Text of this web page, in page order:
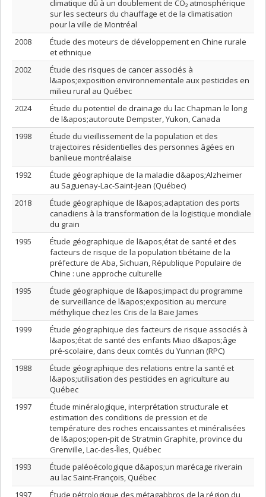
climatique dû à un doublement de CO₂ atmosphérique
sur les secteurs du chauffage et de la climatisation
pour la ville de Montréal
2008
Étude des moteurs de développement en Chine rurale
et ethnique
2002
Étude des risques de cancer associés à
l&apos;exposition environnementale aux pesticides en
milieu rural au Québec
2024
Étude du potentiel de drainage du lac Chapman le long
de l&apos;autoroute Dempster, Yukon, Canada
1998
Étude du vieillissement de la population et des
trajectoires résidentielles des personnes âgées en
banlieue montréalaise
1992
Étude géographique de la maladie d&apos;Alzheimer
au Saguenay-Lac-Saint-Jean (Québec)
2018
Étude géographique de l&apos;adaptation des ports
canadiens à la transformation de la logistique mondiale
du grain
1995
Étude géographique de l&apos;état de santé et des
facteurs de risque de la population tibétaine de la
préfecture de Aba, Sichuan, République Populaire de
Chine : une approche culturelle
1995
Étude géographique de l&apos;impact du programme
de surveillance de l&apos;exposition au mercure
méthylique chez les Cris de la Baie James
1999
Étude géographique des facteurs de risque associés à
l&apos;état de santé des enfants Miao d&apos;âge
pré-scolaire, dans deux comtés du Yunnan (RPC)
1988
Étude géographique des relations entre la santé et
l&apos;utilisation des pesticides en agriculture au
Québec
1997
Étude minéralogique, interprétation structurale et
estimation des conditions de pression et de
température des roches encaissantes et minéralisées
de l&apos;open-pit de Stratmin Graphite, province du
Grenville, Lac-des-Îles, Québec
1993
Étude paléoécologique d&apos;un marécage riverain
au lac Saint-François, Québec
1997
Étude pétrologique des métagabbros de la région du